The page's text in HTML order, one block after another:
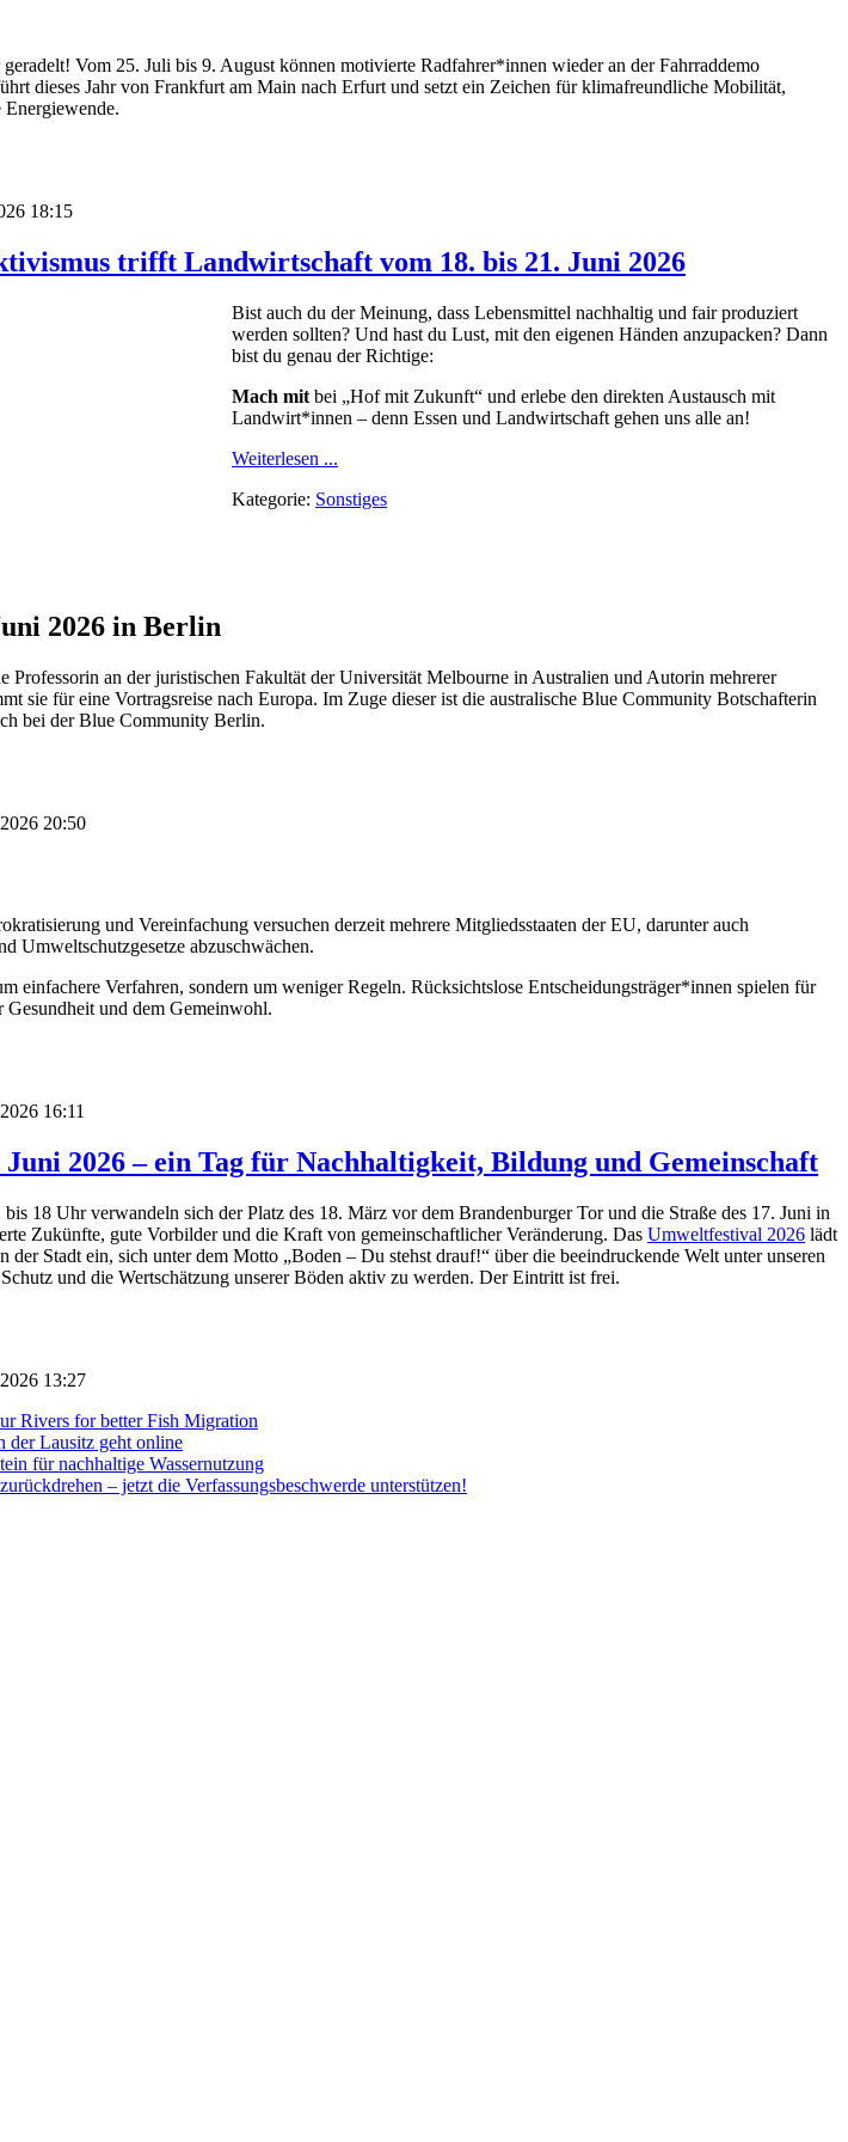
Vom 25. Juli bis 9. August können motivierte Radfahrer*innen wieder an der Fahrraddemo
dieses Jahr von Frankfurt am Main nach Erfurt und setzt ein Zeichen für klimafreundliche Mobilität,
18:15
trifft Landwirtschaft vom 18. bis 21. Juni 2026
Bist auch du der Meinung, dass Lebensmittel nachhaltig und fair produziert
werden sollten? Und hast du Lust, mit den eigenen Händen anzupacken? Dann
bist du genau der Richtige:
Mach mit bei „Hof mit Zukunft“ und erlebe den direkten Austausch mit
Landwirt*innen – denn Essen und Landwirtschaft gehen uns alle an!
Weiterlesen ...
Kategorie: Sonstiges
2026 in Berlin
Professorin an der juristischen Fakultät der Universität Melbourne in Australien und Autorin mehrerer
sie für eine Vortragsreise nach Europa. Im Zuge dieser ist die australische Blue Community Botschafterin
bei der Blue Community Berlin.
20:50
und Vereinfachung versuchen derzeit mehrere Mitgliedsstaaten der EU, darunter auch
Umweltschutzgesetze abzuschwächen.
einfachere Verfahren, sondern um weniger Regeln. Rücksichtslose Entscheidungsträger*innen spielen für
und dem Gemeinwohl.
16:11
2026 – ein Tag für Nachhaltigkeit, Bildung und Gemeinschaft
18 Uhr verwandeln sich der Platz des 18. März vor dem Brandenburger Tor und die Straße des 17. Juni in
Zukünfte, gute Vorbilder und die Kraft von gemeinschaftlicher Veränderung. Das Umweltfestival 2026 lädt
Stadt ein, sich unter dem Motto „Boden – Du stehst drauf!“ über die beeindruckende Welt unter unseren
und die Wertschätzung unserer Böden aktiv zu werden. Der Eintritt ist frei.
13:27
Rivers for better Fish Migration
der Lausitz geht online
für nachhaltige Wassernutzung
– jetzt die Verfassungsbeschwerde unterstützen!